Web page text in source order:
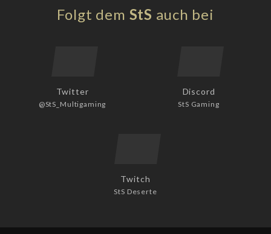
Folgt dem StS auch bei
Twitter
@StS_Multigaming
Discord
StS Gaming
Twitch
StS Deserte